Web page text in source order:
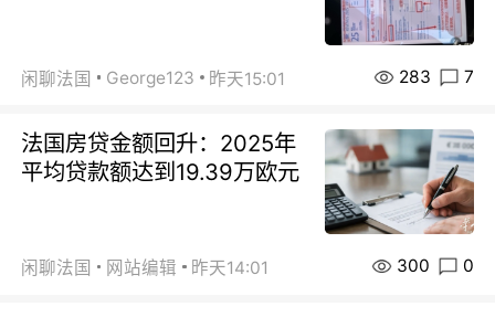
闲聊法国 George123 昨天15:01 283 7
法国房贷金额回升：2025年
平均贷款额达到19.39万欧元
闲聊法国 网站编辑 昨天14:01 300 0